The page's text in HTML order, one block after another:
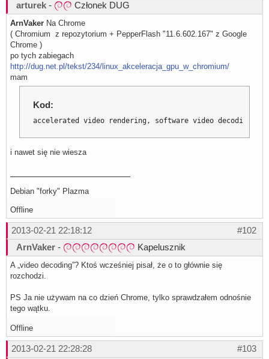
arturek - Członek DUG
ArnVaker Na Chrome
( Chromium z repozytorium + PepperFlash "11.6.602.167" z Google
Chrome )
po tych zabiegach
http://dug.net.pl/tekst/234/linux_akceleracja_gpu_w_chromium/
mam
Kod:
accelerated video rendering, software video decoding
i nawet się nie wiesza
Debian "forky" Plazma
Offline
#102
2013-02-21 22:18:12
ArnVaker - Kapelusznik
A „video decoding”? Ktoś wcześniej pisał, że o to głównie się
rozchodzi.
PS Ja nie używam na co dzień Chrome, tylko sprawdzałem odnośnie
tego wątku.
Offline
#103
2013-02-21 22:28:28